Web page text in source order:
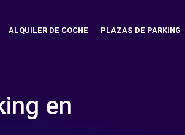
ALQUILER DE COCHE PLAZAS DE PARKING
en